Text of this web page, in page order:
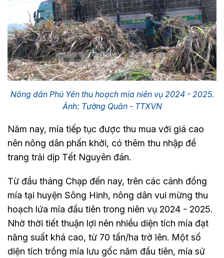
Nông dân Phú Yên thu hoạch mía niên vụ 2024 - 2025.
Ảnh: Tường Quân - TTXVN
Năm nay, mía tiếp tục được thu mua với giá cao
nên nông dân phấn khởi, có thêm thu nhập để
trang trải dịp Tết Nguyên đán.
Từ đầu tháng Chạp đến nay, trên các cánh đồng
mía tại huyện Sông Hinh, nông dân vui mừng thu
hoạch lứa mía đầu tiên trong niên vụ 2024 - 2025.
Nhờ thời tiết thuận lợi nên nhiều diện tích mía đạt
năng suất khá cao, từ 70 tấn/ha trở lên. Một số
diện tích trồng mía lưu gốc năm đầu tiên, mía sử